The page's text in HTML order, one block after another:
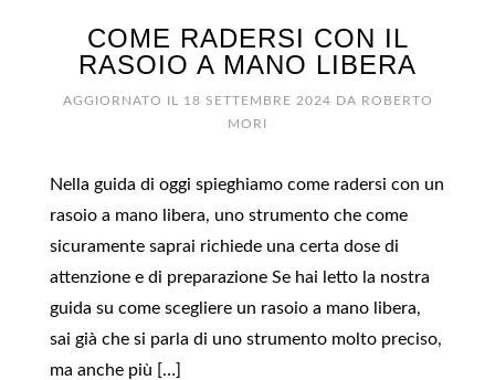
COME RADERSI CON IL
RASOIO A MANO LIBERA
AGGIORNATO IL 18 SETTEMBRE 2024 DA ROBERTO
MORI
Nella guida di oggi spieghiamo come radersi con un
rasoio a mano libera, uno strumento che come
sicuramente saprai richiede una certa dose di
attenzione e di preparazione Se hai letto la nostra
guida su come scegliere un rasoio a mano libera,
sai già che si parla di uno strumento molto preciso,
ma anche più […]